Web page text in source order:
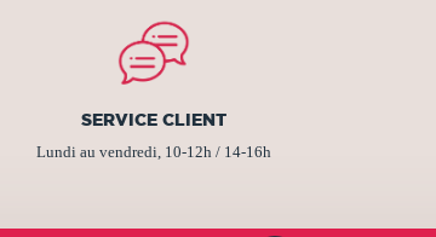
SERVICE CLIENT
Lundi au vendredi, 10-12h / 14-16h